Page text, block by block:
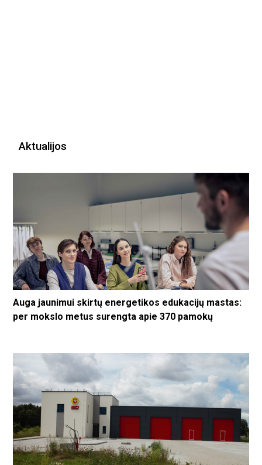
Aktualijos
Auga jaunimui skirtų energetikos edukacijų mastas:
per mokslo metus surengta apie 370 pamokų